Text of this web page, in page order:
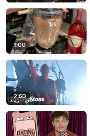
1:00
2:50